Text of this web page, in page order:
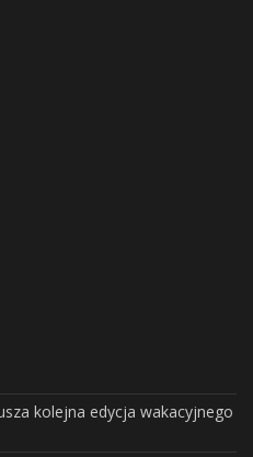
kolejna edycja wakacyjnego